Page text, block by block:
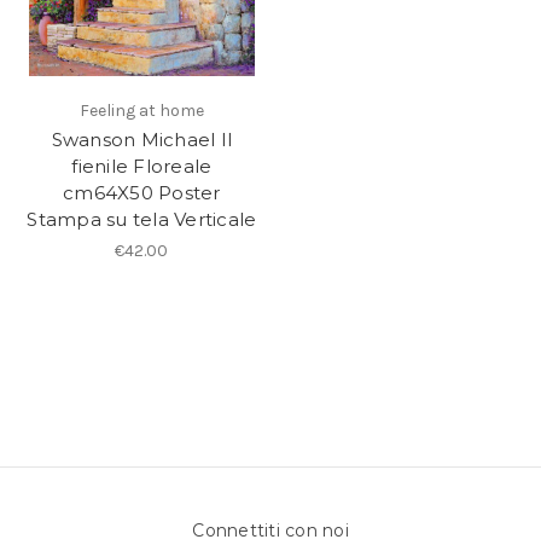
Feeling at home
Swanson Michael Il
fienile Floreale
cm64X50 Poster
Stampa su tela Verticale
€42.00
Connettiti con noi